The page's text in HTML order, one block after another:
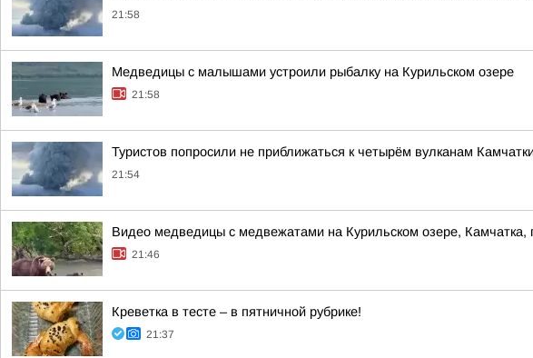
21:58
Медведицы с малышами устроили рыбалку на Курильском озере
21:58
Туристов попросили не приближаться к четырём вулканам
21:54
Видео медведицы с медвежатами на Курильском озере, Камчатка,
21:46
Креветка в тесте – в пятничной рубрике!
21:37